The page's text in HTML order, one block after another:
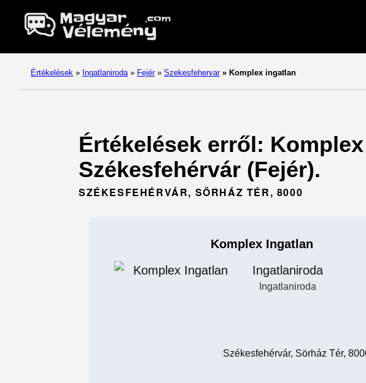
Értékelések » Ingatlaniroda » Fejér » Szekesfehervar » Komplex ingatlan
Értékelések erről:
Székesfehérvár (Fejér).
SZÉKESFEHÉRVÁR, SÖRHÁZ TÉR, 8000
Komplex Ingatlan
Ingatlaniroda
Ingatlaniroda
Székesfehérvár, Sörház Tér,